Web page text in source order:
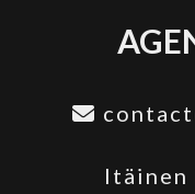
Itäinen